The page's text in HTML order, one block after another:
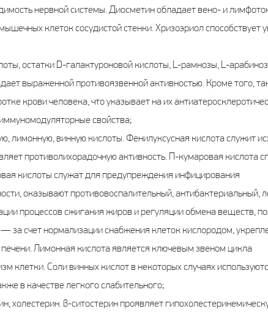
нервной системы. Диосметин обладает вено- и
клеток сосудистой стенки. Хризоэриол способствует
остатки D-галактуроновой кислоты, L-рамнозы, L-
выраженной противоязвенной активностью. Кроме того,
крови человека, что указывает на их
свойства;
лимонную, винную кислоты. Фенилуксусная кислота служит
противолихорадочную активность. П-кумаровая кислота
кислоты служат для предупреждения инфицирования
оказывают противовоспалительный, антибактериальный,
процессов сжигания жиров и регуляции обмена веществ,
за счет нормализации снабжения клеток кислородом,
Лимонная кислота является ключевым звеном цикла
клетки. Соли винных кислот в некоторых случаях
в качестве легкого слабительного;
холестерин. β-ситостерин проявляет